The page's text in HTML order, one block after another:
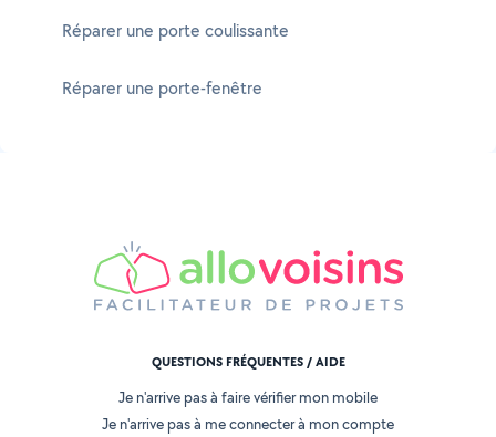
Réparer une porte coulissante
Réparer une porte-fenêtre
QUESTIONS FRÉQUENTES / AIDE
Je n'arrive pas à faire vérifier mon mobile
Je n'arrive pas à me connecter à mon compte